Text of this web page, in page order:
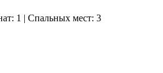
1 | Спальных мест: 3